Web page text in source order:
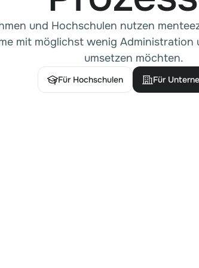
und Hochschulen nutzen
mit möglichst wenig Administration
umsetzen möchten.
Für Hochschulen
Für Hochschulen
Für
Für